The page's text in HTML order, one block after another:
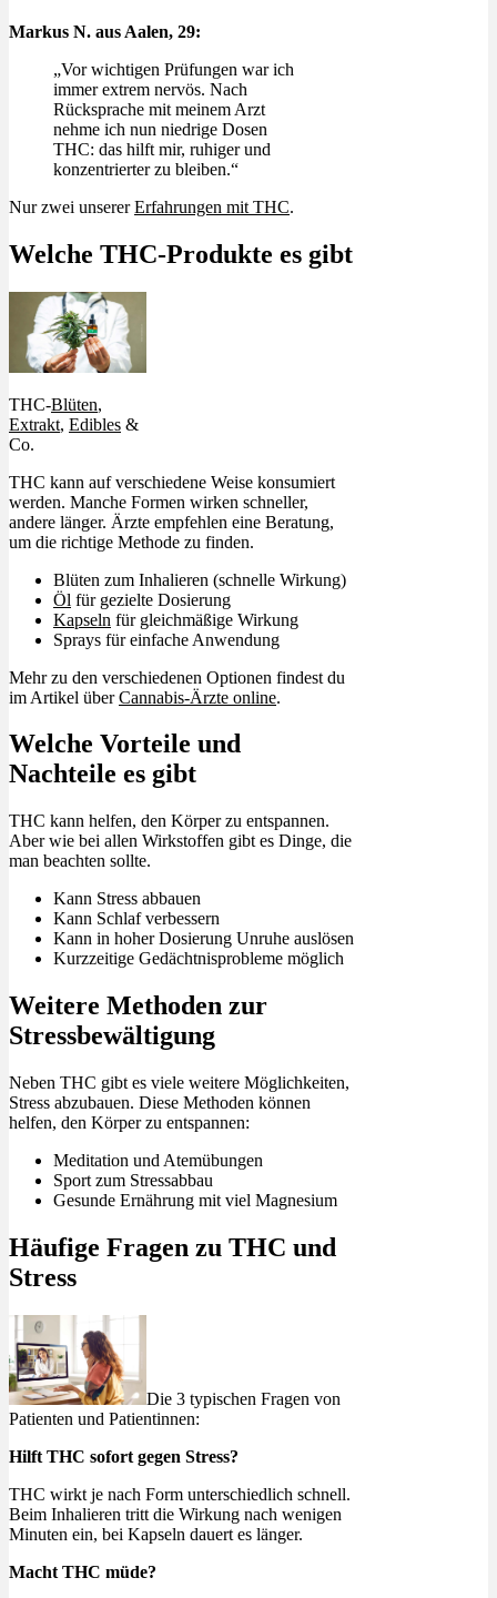
Markus N. aus Aalen, 29:
„Vor wichtigen Prüfungen war ich
immer extrem nervös. Nach
Rücksprache mit meinem Arzt
nehme ich nun niedrige Dosen
THC: das hilft mir, ruhiger und
konzentrierter zu bleiben.“
Nur zwei unsererErfahrungen mit THC.
Welche THC-Produkte es gibt
THC-Blüten,
Extrakt, Edibles &
Co.
THC kann auf verschiedene Weise konsumiert
werden. Manche Formen wirken schneller,
andere länger. Ärzte empfehlen eine Beratung,
um die richtige Methode zu finden.
Blüten zum Inhalieren (schnelle Wirkung)
Öl für gezielte Dosierung
Kapseln für gleichmäßige Wirkung
Sprays für einfache Anwendung
Mehr zu den verschiedenen Optionen findest du
im Artikel überCannabis-Ärzte online.
Welche Vorteile und
Nachteile es gibt
THC kann helfen, den Körper zu entspannen.
Aber wie bei allen Wirkstoffen gibt es Dinge, die
man beachten sollte.
Kann Stress abbauen
Kann Schlaf verbessern
Kann in hoher Dosierung Unruhe auslösen
Kurzzeitige Gedächtnisprobleme möglich
Weitere Methoden zur
Stressbewältigung
Neben THC gibt es viele weitere Möglichkeiten,
Stress abzubauen. Diese Methoden können
helfen, den Körper zu entspannen:
Meditation und Atemübungen
Sport zum Stressabbau
Gesunde Ernährung mit viel Magnesium
Häufige Fragen zu THC und
Stress
Die 3 typischen Fragen von
Patienten und Patientinnen:
Hilft THC sofort gegen Stress?
THC wirkt je nach Form unterschiedlich schnell.
Beim Inhalieren tritt die Wirkung nach wenigen
Minuten ein, bei Kapseln dauert es länger.
Macht THC müde?